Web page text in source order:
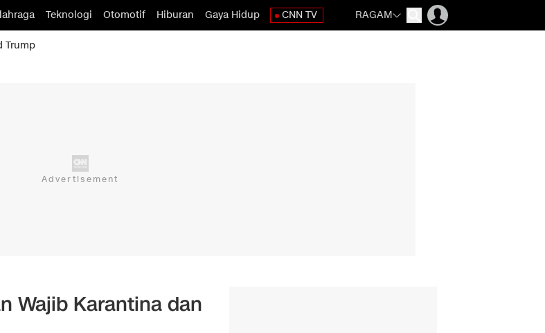
Teknologi Otomotif Hiburan Gaya Hidup CNN TV RAGAM
Trump
Wajib Karantina dan